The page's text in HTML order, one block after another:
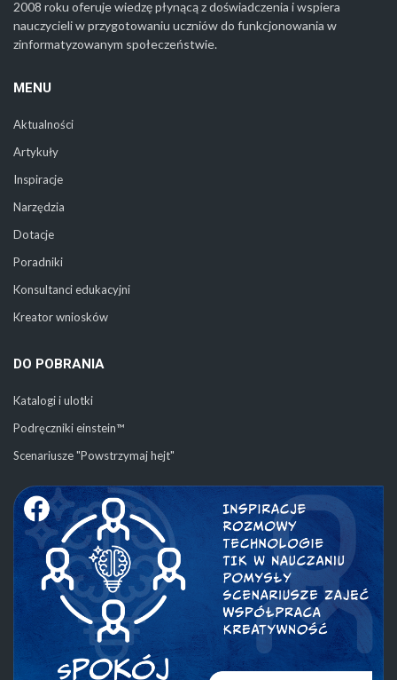
2008 roku oferuje wiedzę płynącą z doświadczenia i wspiera
nauczycieli w przygotowaniu uczniów do funkcjonowania w
zinformatyzowanym społeczeństwie.
MENU
Aktualności
Artykuły
Inspiracje
Narzędzia
Dotacje
Poradniki
Konsultanci edukacyjni
Kreator wniosków
DO POBRANIA
Katalogi i ulotki
Podręczniki einstein™
Scenariusze "Powstrzymaj hejt"